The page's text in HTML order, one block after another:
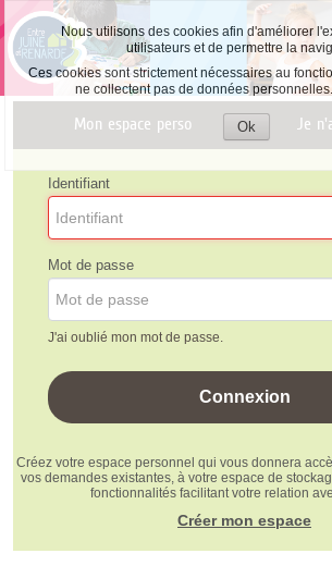
Nous utilisons des cookies afin d'améliorer
utilisateurs et de permettre la
Ces cookies sont strictement nécessaires au
ne collectent pas de données personnelles.
Ok
Accepter
cookies
Mon espace perso Je
Identifiant
Mot de passe
J'ai oublié mon mot de passe.
Créez votre espace personnel qui vous donnera
vos demandes existantes, à votre espace de
fonctionnalités facilitant votre relation
Créer mon espace